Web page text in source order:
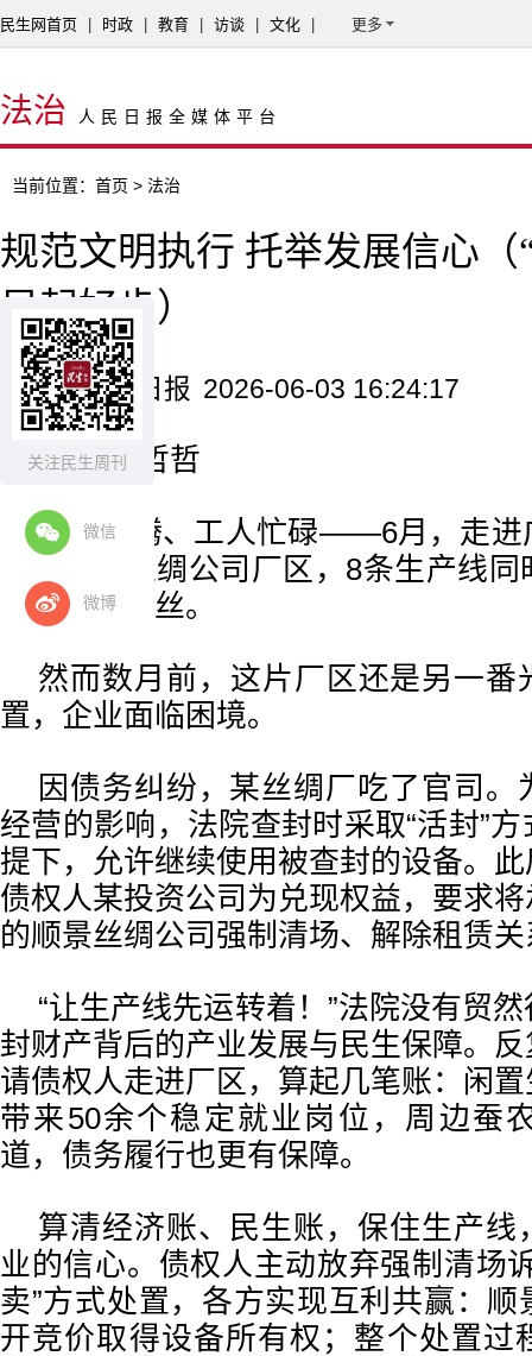
关注民生周刊
微信
微博
民生网首页 时政 教育 访谈 文化 更多
法治 人民日报全媒体平台
当前位置： 首页 > 法治
规范文明执行 托举发展信心（
局起好步）
来源：人民日报 2026-06-03 16:24:17
记者 魏哲哲
热气蒸腾、工人忙碌——6月，走进
宣县顺景丝绸公司厂区，8条生产线
工成优质生丝。
然而数月前，这片厂区还是另一
置，企业面临困境。
因债务纠纷，某丝绸厂吃了官司。
经营的影响，法院查封时采取“活封”
提下，允许继续使用被查封的设备。
债权人某投资公司为兑现权益，要求
的顺景丝绸公司强制清场、解除租赁
“让生产线先运转着！”法院没有贸
封财产背后的产业发展与民生保障。
请债权人走进厂区，算起几笔账：闲
带来50余个稳定就业岗位，周边蚕
道，债务履行也更有保障。
算清经济账、民生账，保住生产线
业的信心。债权人主动放弃强制清场
卖”方式处置，各方实现互利共赢：
开竞价取得设备所有权；整个处置过